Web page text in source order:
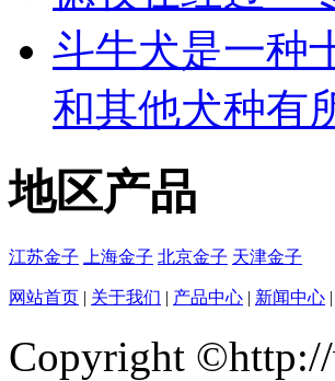
斗牛犬是一种
和其他犬种有
地区产品
江苏金子 上海金子 北京金子 天津金子
网站首页 | 关于我们 | 产品中心 | 新闻中心 |
Copyright